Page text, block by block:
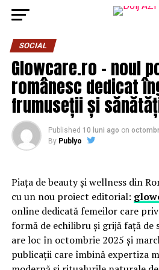
SOCIAL
Glowcare.ro – noul
românesc dedicat
frumuseții și
Published 10 luni ago on
By Publyo
Piața de beauty și wellness din
cu un nou proiect editorial:
online dedicată femeilor care
formă de echilibru și grijă față de
are loc în octombrie 2025 și
publicații care îmbină expertiza